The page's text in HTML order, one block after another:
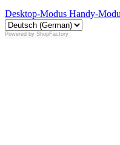
Desktop-Modus Handy-
Powered by ShopFactory